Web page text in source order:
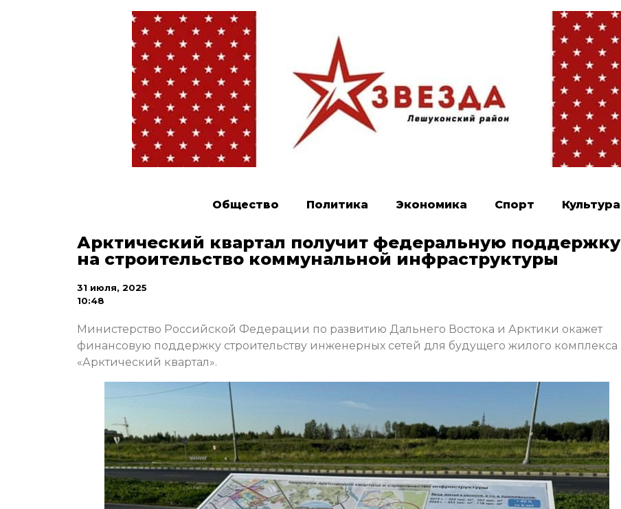
Общество Политика Экономика Спорт Культура
Арктический квартал получит федеральную поддержку
на строительство коммунальной инфраструктуры
31 июля, 2025
10:48
Министерство Российской Федерации по развитию Дальнего Востока и Арктики окажет
финансовую поддержку строительству инженерных сетей для будущего жилого комплекса
«Арктический квартал».